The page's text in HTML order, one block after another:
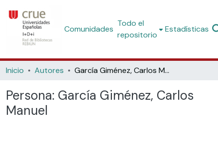
Comunidades
Todo el
repositorio
Estadísticas
Inicio Autores García Giménez, Carlos Manuel
Persona: García Giménez, Carlos
Manuel